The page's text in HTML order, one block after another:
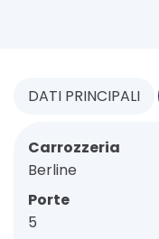
DATI PRINCIPALI
Carrozzeria
Berline
Porte
5